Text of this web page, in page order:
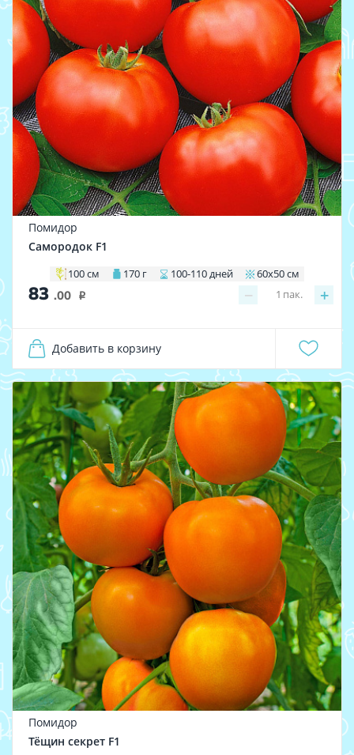
Помидор
Самородок F1
100 см 170 г 100-110 дней 60х50 см
83 .00 i − +
1 пак.
Добавить в корзину
Помидор
Тёщин секрет F1